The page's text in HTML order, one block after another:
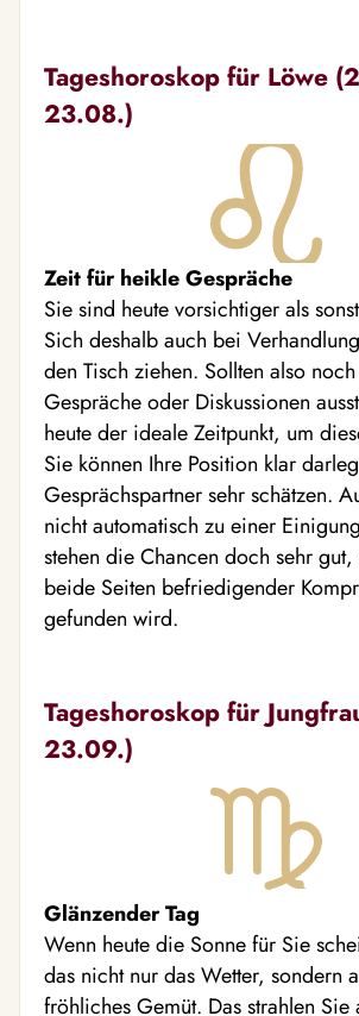
Tageshoroskop für Löwe
23.08.)
Zeit für heikle Gespräche
Sie sind heute vorsichtiger als
Sich deshalb auch bei
den Tisch ziehen. Sollten also
Gespräche oder Diskussionen
heute der ideale Zeitpunkt, um
Sie können Ihre Position klar
Gesprächspartner sehr schätzen.
nicht automatisch zu einer
stehen die Chancen doch sehr
beide Seiten befriedigender
gefunden wird.
Tageshoroskop für
23.09.)
Glänzender Tag
Wenn heute die Sonne für Sie
das nicht nur das Wetter, sondern
fröhliches Gemüt. Das strahlen Sie